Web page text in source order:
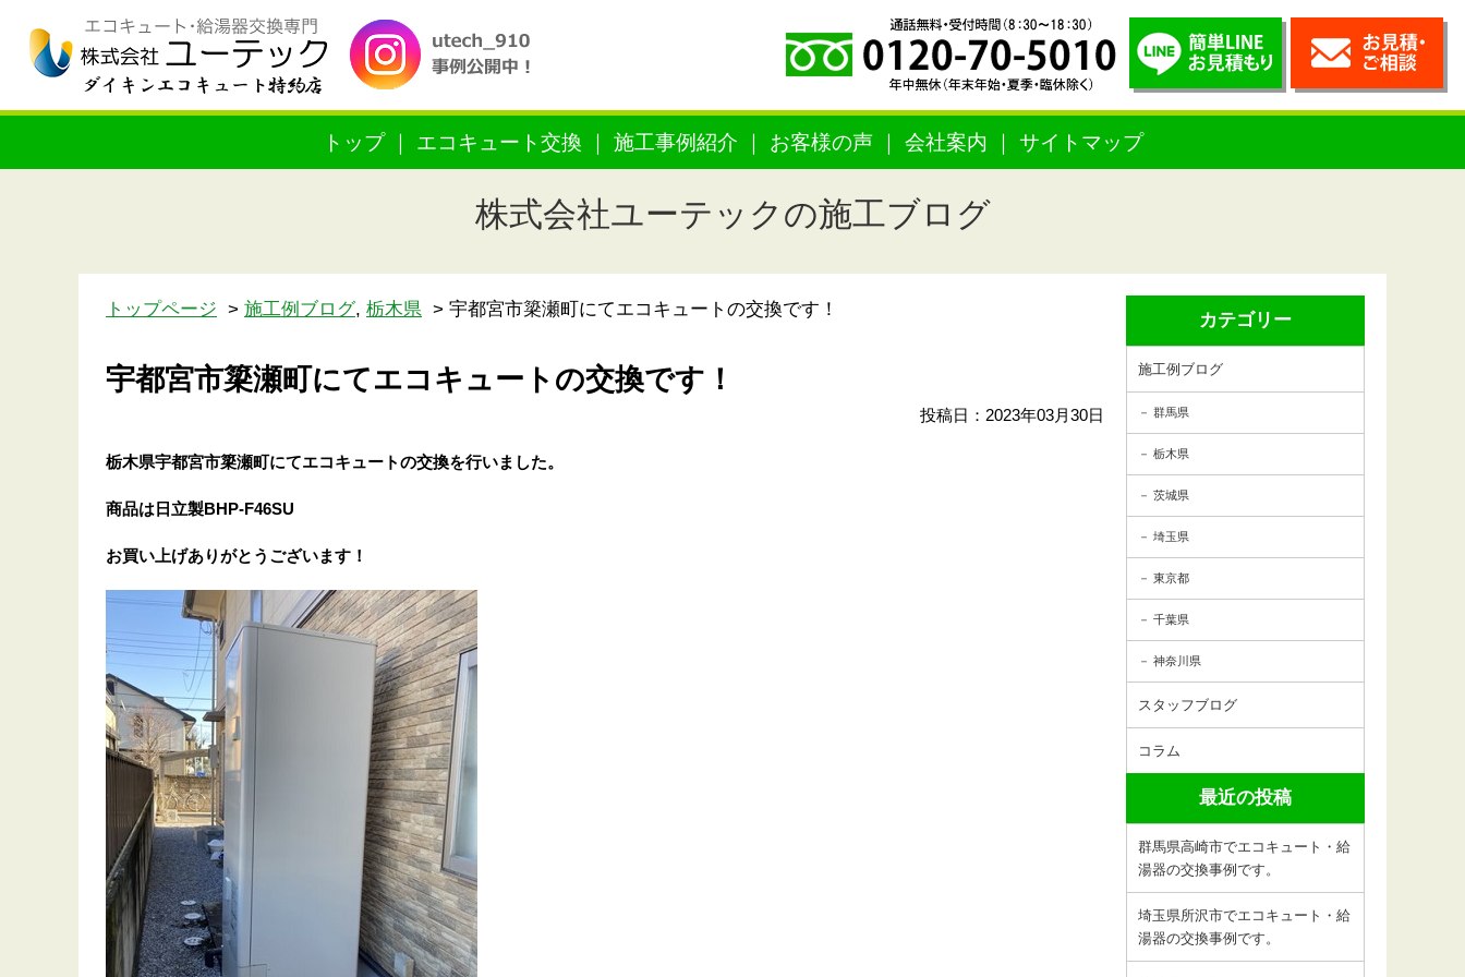
トップ エコキュート交換 施工事例紹介 お客様の声 会社案内 サイトマップ
株式会社ユーテックの施工ブログ
カテゴリー
施工例ブログ
群馬県
栃木県
茨城県
埼玉県
東京都
千葉県
神奈川県
スタッフブログ
コラム
最近の投稿
群馬県高崎市でエコキュート・給
湯器の交換事例です。
埼玉県所沢市でエコキュート・給
湯器の交換事例です。
トップページ 施工例ブログ, 栃木県 宇都宮市簗瀬町にてエコキュートの交換です！
宇都宮市簗瀬町にてエコキュートの交換です！
投稿日：2023年03月30日
栃木県宇都宮市簗瀬町にてエコキュートの交換を行いました。
商品は日立製BHP-F46SU
お買い上げありがとうございます！